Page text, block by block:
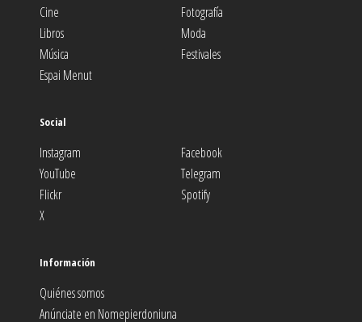
Cine
Fotografía
Libros
Moda
Música
Festivales
Espai Menut
Social
Instagram
Facebook
YouTube
Telegram
Flickr
Spotify
X
Información
Quiénes somos
Anúnciate en Nomepierdoniuna